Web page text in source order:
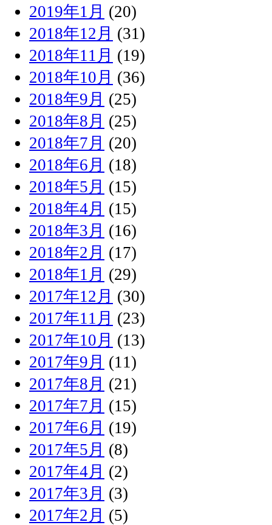
2019年1月 (20)
2018年12月 (31)
2018年11月 (19)
2018年10月 (36)
2018年9月 (25)
2018年8月 (25)
2018年7月 (20)
2018年6月 (18)
2018年5月 (15)
2018年4月 (15)
2018年3月 (16)
2018年2月 (17)
2018年1月 (29)
2017年12月 (30)
2017年11月 (23)
2017年10月 (13)
2017年9月 (11)
2017年8月 (21)
2017年7月 (15)
2017年6月 (19)
2017年5月 (8)
2017年4月 (2)
2017年3月 (3)
2017年2月 (5)